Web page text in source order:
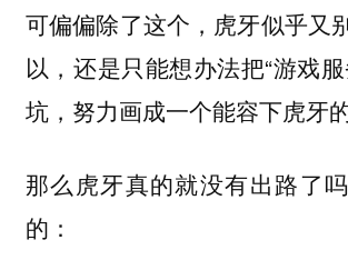
可偏偏除了这个，虎牙似乎又
以，还是只能想办法把“游戏
坑，努力画成一个能容下虎
那么虎牙真的就没有出路了
的：